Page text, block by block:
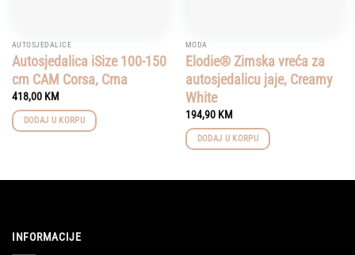
AUTOSJEDALICE
Autosjedalica iSize 100-150
cm CAM Corsa, Crna
418,00 KM
DODAJ U KORPU
MODA
Elodie® Zimska vreća za
autosjedalicu jaje, Creamy
White
194,90 KM
DODAJ U KORPU
INFORMACIJE